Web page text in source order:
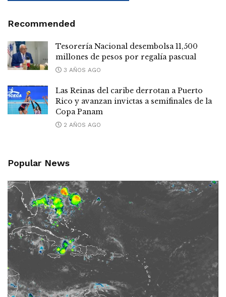
Recommended
Tesorería Nacional desembolsa 11,500
millones de pesos por regalía pascual
3 AÑOS AGO
Las Reinas del caribe derrotan a Puerto
Rico y avanzan invictas a semifinales de la
Copa Panam
2 AÑOS AGO
Popular News